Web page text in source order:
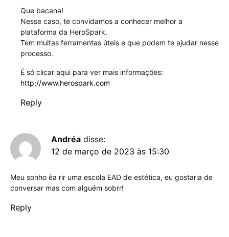
Que bacana!
Nesse caso, te convidamos a conhecer melhor a
plataforma da HeroSpark.
Tem muitas ferramentas úteis e que podem te ajudar nesse
processo.
É só clicar aqui para ver mais informações:
http://www.herospark.com
Reply
Andréa disse:
12 de março de 2023 às 15:30
Meu sonho èa rir uma escola EAD de estética, eu gostaria de
conversar mas com alguém sobrr!
Reply